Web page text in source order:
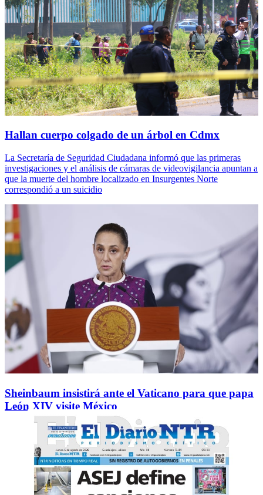
Hallan cuerpo colgado de un árbol en Cdmx
La Secretaría de Seguridad Ciudadana informó que las primeras
investigaciones y el análisis de cámaras de videovigilancia apuntan a
que la muerte del hombre localizado en Insurgentes Norte
correspondió a un suicidio
Sheinbaum insistirá ante el Vaticano para que papa
León XIV visite México